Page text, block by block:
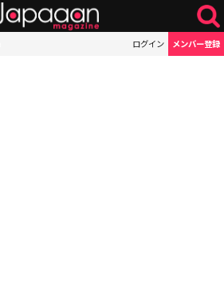
ログイン メンバー登録